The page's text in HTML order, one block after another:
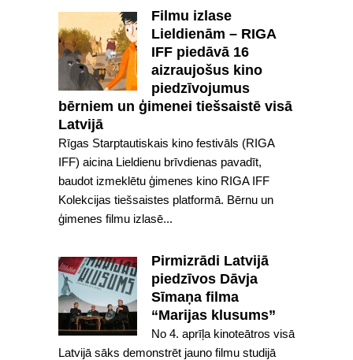
Filmu izlase
Lieldienām – RIGA
IFF piedāvā 16
aizraujošus kino
piedzīvojumus
bērniem un ģimenei tiešsaistē visā
Latvijā
Rīgas Starptautiskais kino festivāls (RIGA
IFF) aicina Lieldienu brīvdienas pavadīt,
baudot izmeklētu ģimenes kino RIGA IFF
Kolekcijas tiešsaistes platformā. Bērnu un
ģimenes filmu izlasē...
Pirmizrādi Latvijā
piedzīvos Dāvja
Sīmaņa filma
“Marijas klusums”
No 4. aprīļa kinoteātros visā
Latvijā sāks demonstrēt jauno filmu studijā